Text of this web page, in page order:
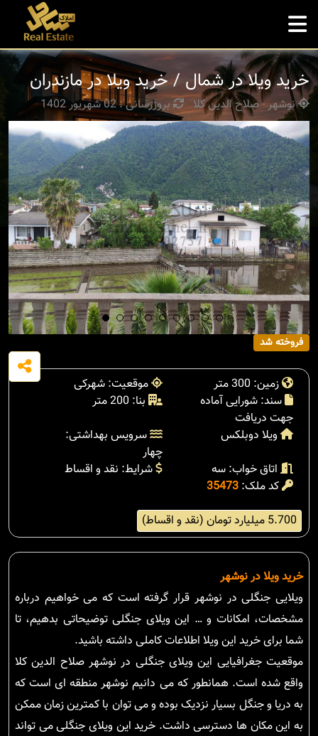
خرید ویلا در شمال / خرید ویلا در مازندران
نوشهر - صلاح الدین کلا بروزرسانی : 02 شهریور 1402
فروخته شد
زمین: 300 متر
موقعیت: شهرکی
سند: شورایی آماده
جهت دریافت
بنا: 200 متر
ویلا دوبلکس
سرویس بهداشتی:
چهار
اتاق خواب: سه
شرایط: نقد و اقساط
کد ملک: 35473
5.700 میلیارد تومان (نقد و اقساط)
خرید ویلا در نوشهر
ویلایی جنگلی در نوشهر قرار گرفته است که می خواهیم درباره
مشخصات، امکانات و … این ویلای جنگلی توضیحاتی بدهیم، تا
شما برای خرید این ویلا اطلاعات کاملی داشته باشید.
موقعیت جغرافیایی این ویلای جنگلی در نوشهر صلاح الدین کلا
واقع شده است. همانطور که می دانیم نوشهر منطقه ای است که
به دریا و جنگل بسیار نزدیک بوده و می توان با کمترین زمان ممکن
به این مکان ها دسترسی داشت. خرید این ویلای جنگلی می تواند